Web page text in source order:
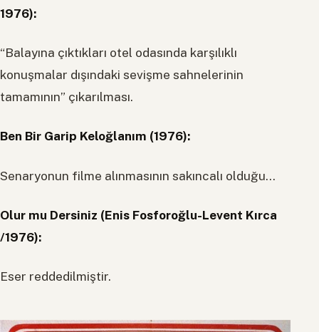
1976):
“Balayına çıktıkları otel odasında karşılıklı
konuşmalar dışındaki sevişme sahnelerinin
tamamının” çıkarılması.
Ben Bir Garip Keloğlanım (1976):
Senaryonun filme alınmasının sakıncalı olduğu…
Olur mu Dersiniz (Enis Fosforoğlu-Levent Kırca
/1976):
Eser reddedilmiştir.